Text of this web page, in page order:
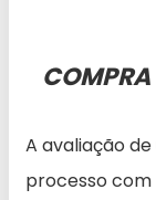
A avaliação
processo com